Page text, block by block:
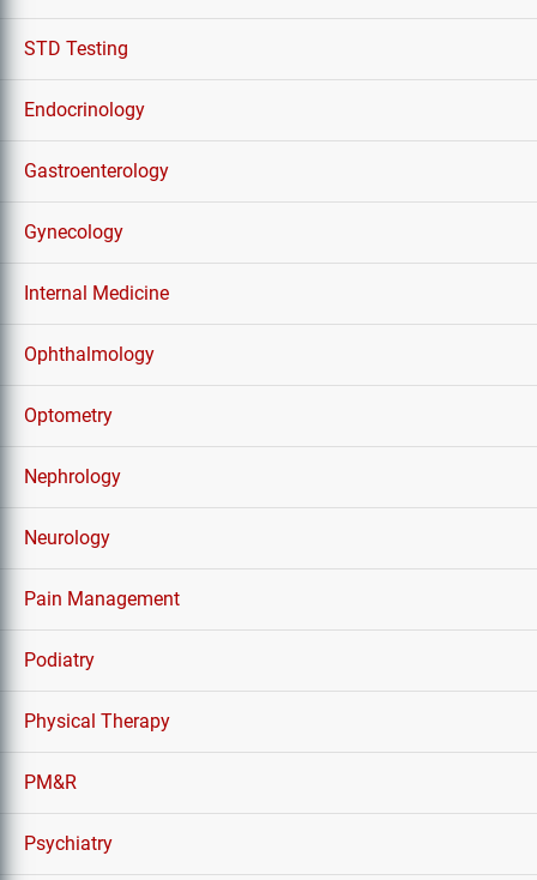
STD Testing
Endocrinology
Gastroenterology
Gynecology
Internal Medicine
Ophthalmology
Optometry
Nephrology
Neurology
Pain Management
Podiatry
Physical Therapy
PM&R
Psychiatry